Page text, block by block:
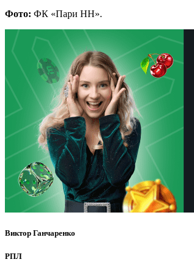
Фото: ФК «Пари НН».
Виктор Ганчаренко
РПЛ